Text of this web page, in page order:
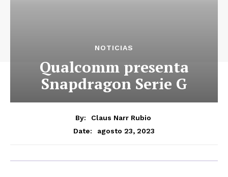
NOTICIAS
Qualcomm presenta
Snapdragon Serie G
By:
Claus Narr Rubio
Date:
agosto 23, 2023